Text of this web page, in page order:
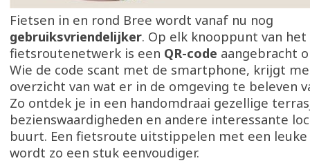
Fietsen in en rond Bree wordt vanaf nu nog
gebruiksvriendelijker. Op elk knooppunt van het
fietsroutenetwerk is een QR-code aangebracht
Wie de code scant met de smartphone, krijgt
overzicht van wat er in de omgeving te beleven
Zo ontdek je in een handomdraai gezellige
bezienswaardigheden en andere interessante
buurt. Een fietsroute uitstippelen met een
wordt zo een stuk eenvoudiger.